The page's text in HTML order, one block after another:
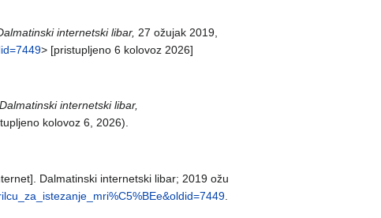
internetski libar, 27 ožujak 2019,
> [pristupljeno 6 kolovoz 2026]
Dalmatinski internetski libar,
kolovoz 6, 2026).
Dalmatinski internetski libar; 2019 ožu